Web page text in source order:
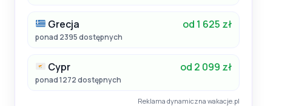
Grecja od 1 625 zł
ponad 2395 dostępnych
Cypr od 2 099 zł
ponad 1272 dostępnych
Reklama dynamiczna wakacje.pl